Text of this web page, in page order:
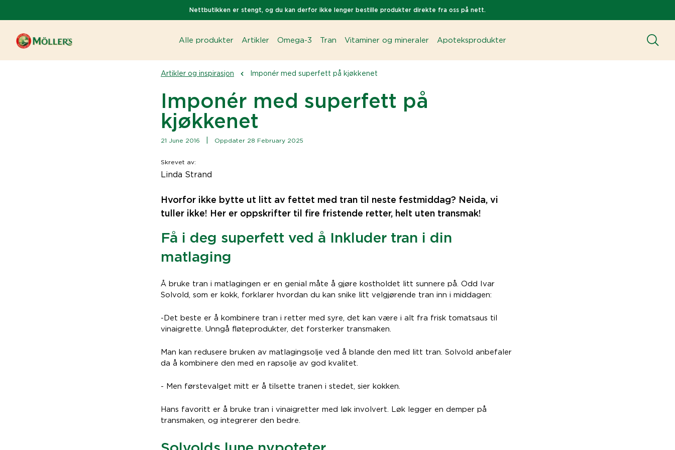
Nettbutikken er stengt, og du kan derfor ikke lenger bestille produkter direkte fra oss på nett.
Alle produkter Artikler Omega-3 Tran Vitaminer og mineraler Apoteksprodukter
Artikler og inspirasjon Imponér med superfett på kjøkkenet
Imponér med superfett på
kjøkkenet
21 June 2016 Oppdater 28 February 2025
Skrevet av:
Linda Strand
Hvorfor ikke bytte ut litt av fettet med tran til neste festmiddag? Neida, vi
tuller ikke! Her er oppskrifter til fire fristende retter, helt uten transmak!
Få i deg superfett ved å Inkluder tran i din
matlaging
Å bruke tran i matlagingen er en genial måte å gjøre kostholdet litt sunnere på. Odd Ivar
Solvold, som er kokk, forklarer hvordan du kan snike litt velgjørende tran inn i middagen:
-Det beste er å kombinere tran i retter med syre, det kan være i alt fra frisk tomatsaus til
vinaigrette. Unngå fløteprodukter, det forsterker transmaken.
Man kan redusere bruken av matlagingsolje ved å blande den med litt tran. Solvold anbefaler
da å kombinere den med en rapsolje av god kvalitet.
- Men førstevalget mitt er å tilsette tranen i stedet, sier kokken.
Hans favoritt er å bruke tran i vinaigretter med løk involvert. Løk legger en demper på
transmaken, og integrerer den bedre.